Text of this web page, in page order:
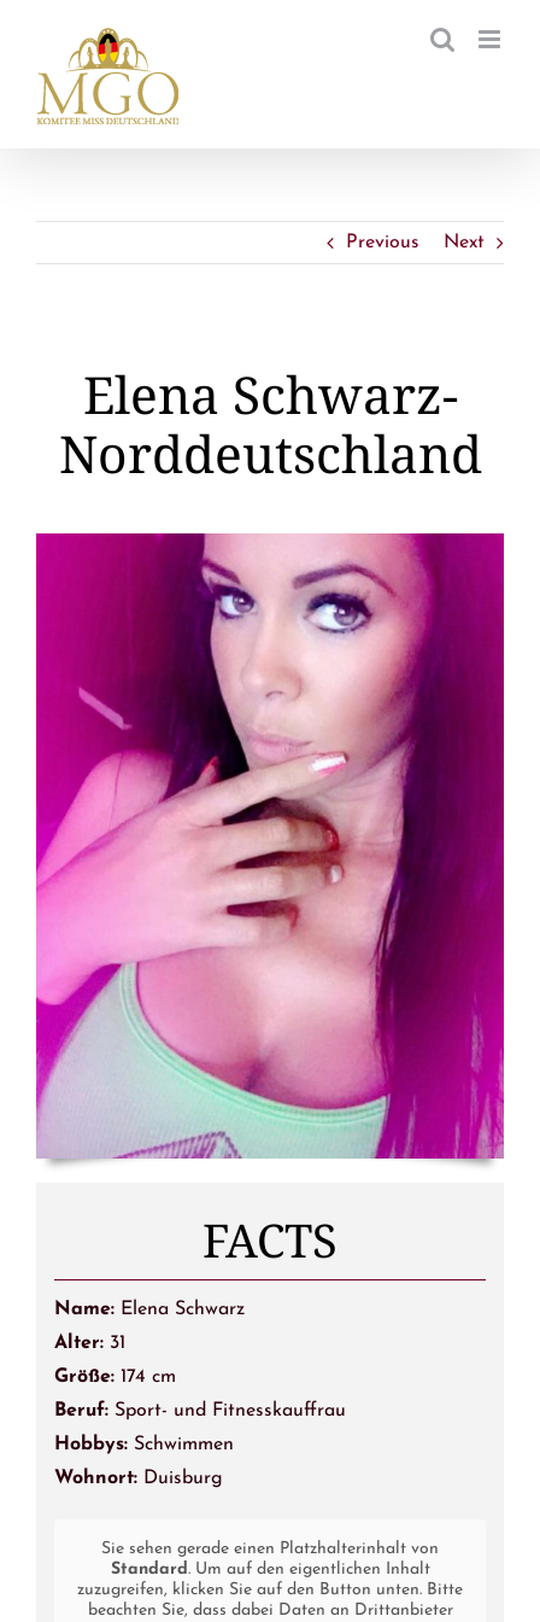
springen
Previous Next
Elena Schwarz-
Norddeutschland
FACTS
Name: Elena Schwarz
Alter: 31
Größe: 174 cm
Beruf: Sport- und Fitnesskauffrau
Hobbys: Schwimmen
Wohnort: Duisburg
Sie sehen gerade einen Platzhalterinhalt von
Standard . Um auf den eigentlichen Inhalt
zuzugreifen, klicken Sie auf den Button unten. Bitte
beachten Sie, dass dabei Daten an Drittanbieter